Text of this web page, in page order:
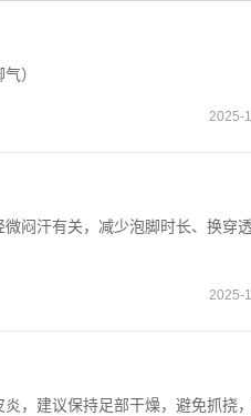
）
2025-
闷汗有关，减少泡脚时长、换穿
2025-
，建议保持足部干燥，避免抓挠